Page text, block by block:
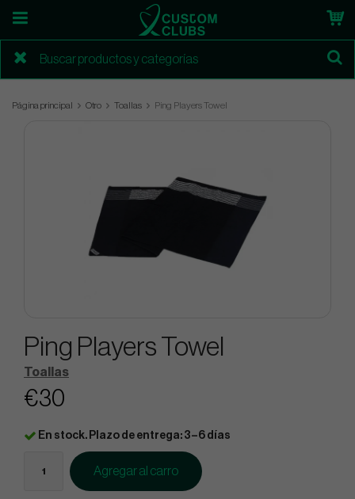
Página principal Otro Toallas Ping Players Towel
Ping Players Towel
Toallas
€30
En stock. Plazo de entrega: 3–6 días
Agregar al carro